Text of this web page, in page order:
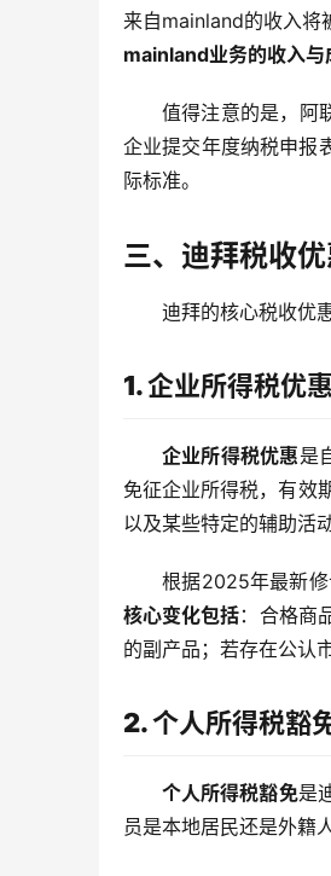
来自mainland的收入将
mainland业务的收入与
值得注意的是，阿
企业提交年度纳税申报
际标准。
三、迪拜税收
迪拜的核心税收优
1. 企业所得税优惠
企业所得税优惠是
免征企业所得税，有效
以及某些特定的辅助活
根据2025年最新修
核心变化包括：合格商
的副产品；若存在公认
2. 个人所得税豁
个人所得税豁免是
员是本地居民还是外籍